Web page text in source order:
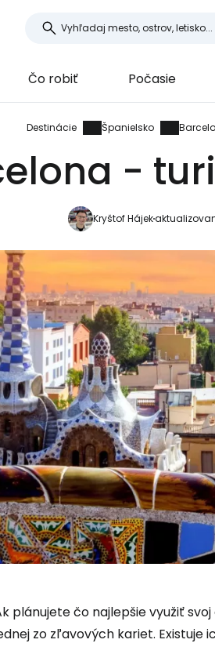
Čo robiť Počasie
Destinácie Španielsko
-
Kryštof Hájek
plánujete čo najlepšie využiť
zo zľavových kariet. Existuje